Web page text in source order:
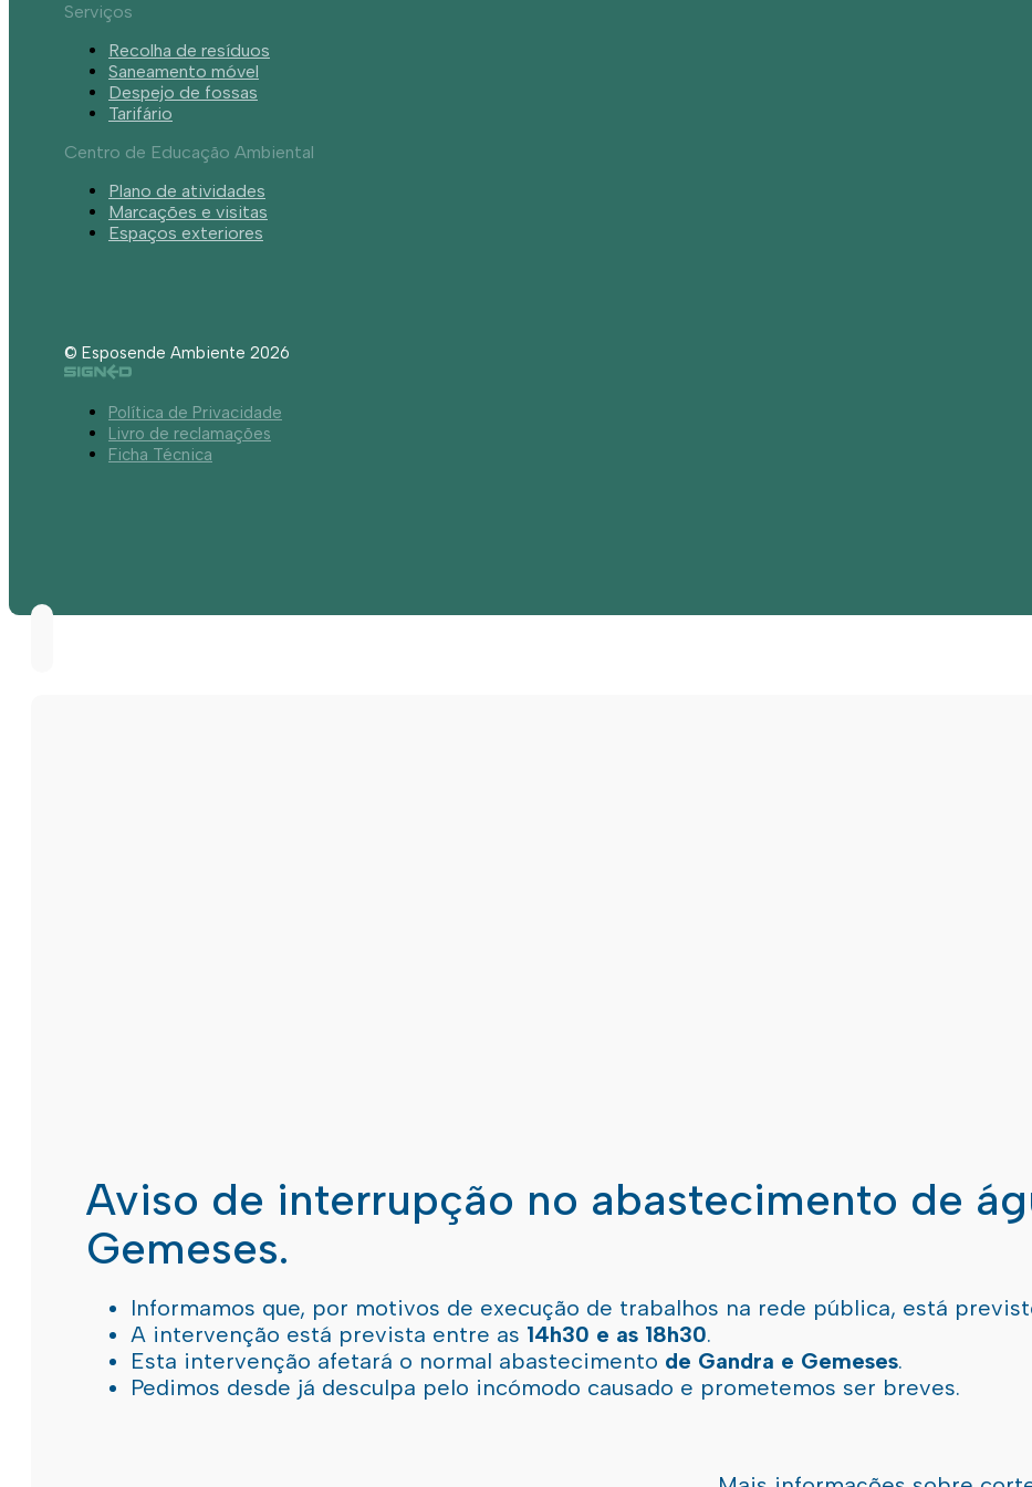
Serviços
Recolha de resíduos
Saneamento móvel
Despejo de fossas
Tarifário
Centro de Educação Ambiental
Plano de atividades
Marcações e visitas
Espaços exteriores
© Esposende Ambiente 2026
Política de Privacidade
Livro de reclamações
Ficha Técnica
Aviso de interrupção no abastecimento de
Gemeses.
Informamos que, por motivos de execução de trabalhos na rede pública, está
A intervenção está prevista entre as 14h30 e as 18h30.
Esta intervenção afetará o normal abastecimento de Gandra e Gemeses.
Pedimos desde já desculpa pelo incómodo causado e prometemos ser breves.